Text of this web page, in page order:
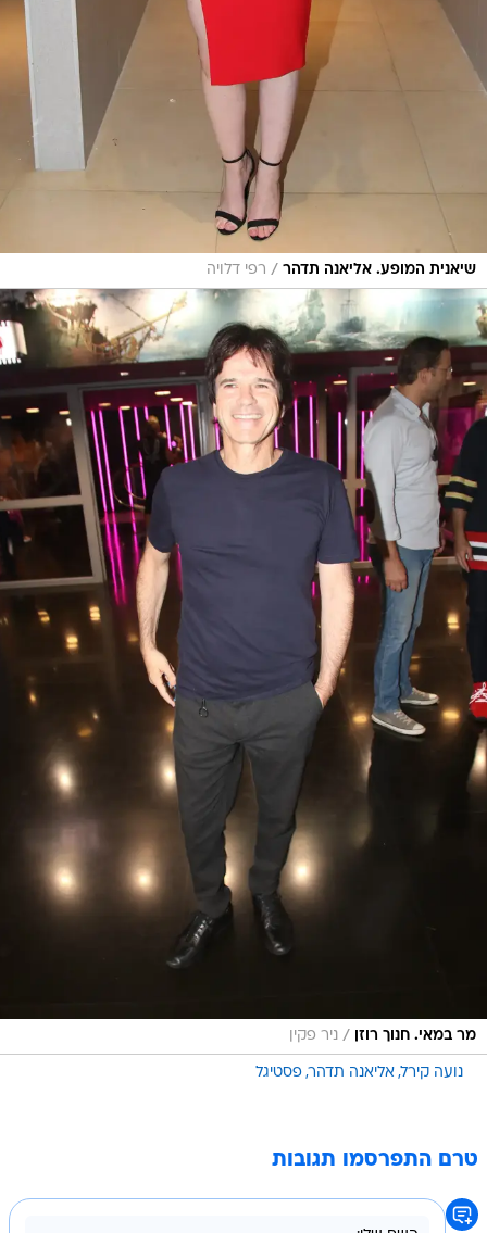
שיאנית המופע. אליאנה תדהר / רפי דלויה
מר במאי. חנוך רוזן / ניר פקין
נועה קירל אליאנה תדהר פסטיגל
טרם התפרסמו תגובות